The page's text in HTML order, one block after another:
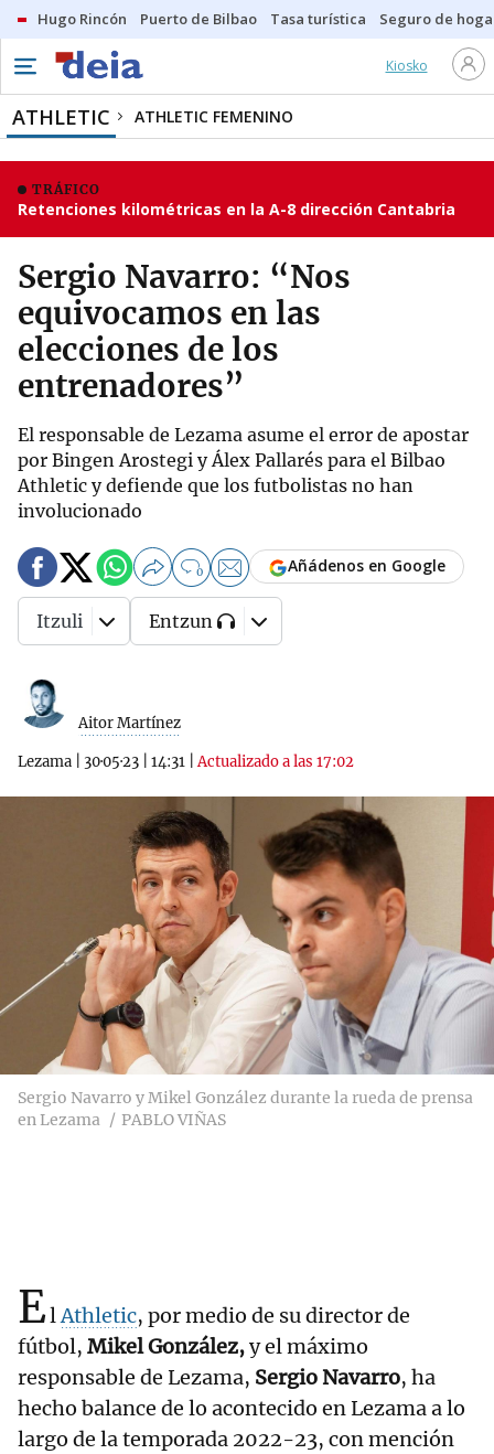
Hugo Rincón Puerto de Bilbao Tasa turística Seguro de
Kiosko
ATHLETIC ATHLETIC FEMENINO
TRÁFICO
Retenciones kilométricas en la A-8 dirección Cantabria
Sergio Navarro: “Nos
equivocamos en las
elecciones de los
entrenadores”
El responsable de Lezama asume el error de apostar
por Bingen Arostegi y Álex Pallarés para el Bilbao
Athletic y defiende que los futbolistas no han
involucionado
Aitor Martínez
Lezama 30·05·23 14:31 |Actualizado a las 17:02
0 Añádenos en Google
Itzuli Entzun
Sergio Navarro y Mikel González durante la rueda de prensa
en Lezama
PABLO VIÑAS
ElAthletic, por medio de su director de
fútbol, Mikel González,y el máximo
responsable de Lezama, Sergio Navarro, ha
hecho balance de lo acontecido en Lezama a lo
largo de la temporada 2022-23, con mención